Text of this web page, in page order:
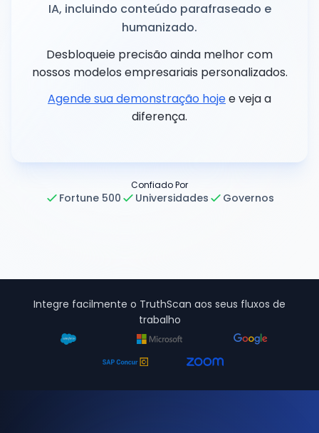
IA, incluindo conteúdo parafraseado e
humanizado.
Desbloqueie precisão ainda melhor com
nossos modelos empresariais personalizados.
Agende sua demonstração hojee veja a
diferença.
Confiado Por
Fortune 500 Universidades Governos
Integre facilmente o TruthScan aos seus fluxos de
trabalho